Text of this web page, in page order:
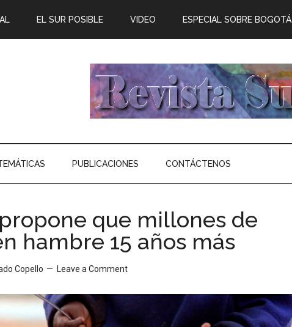
EL SUR POSIBLE VIDEO ESPECIAL SOBRE BOGOTÁ
PUBLICACIONES CONTÁCTENOS
que millones de
hambre 15 años más
Copello Leave a Comment